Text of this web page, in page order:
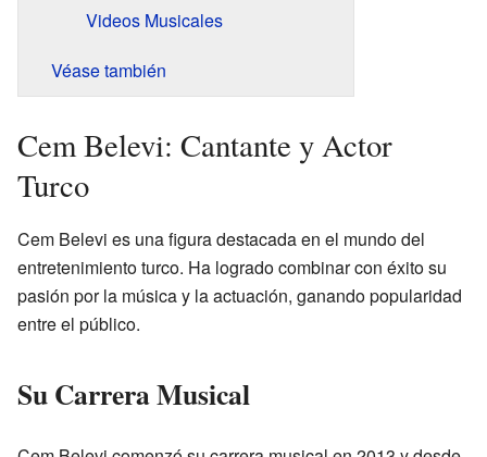
Videos Musicales
Véase también
Cem Belevi: Cantante y Actor
Turco
Cem Belevi es una figura destacada en el mundo del
entretenimiento turco. Ha logrado combinar con éxito su
pasión por la música y la actuación, ganando popularidad
entre el público.
Su Carrera Musical